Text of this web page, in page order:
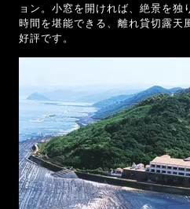
ョン。小窓を開ければ、絶景を独
時間を堪能できる、離れ貸切露天
好評です。